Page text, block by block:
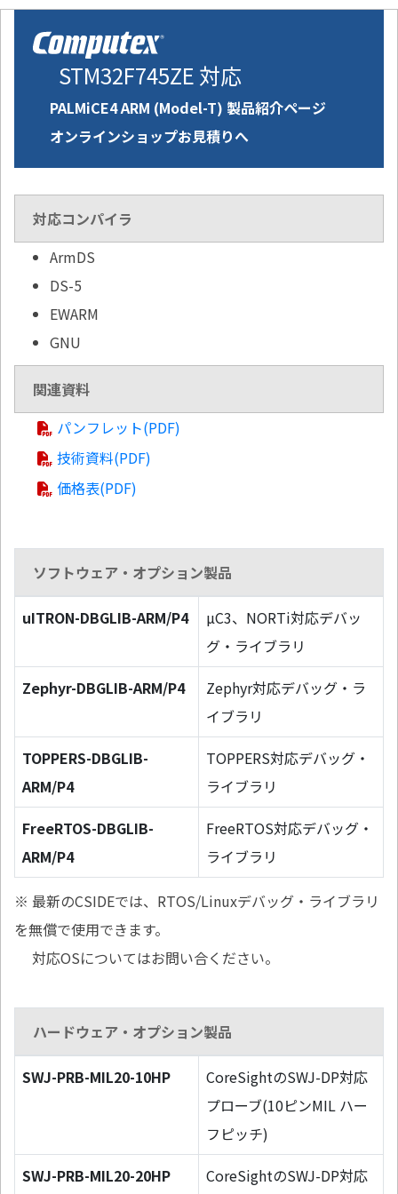
STM32F745ZE 対応
PALMiCE4 ARM (Model-T) 製品紹介ページ
オンラインショップお見積りへ
対応コンパイラ
ArmDS
DS-5
EWARM
GNU
関連資料
パンフレット(PDF)
技術資料(PDF)
価格表(PDF)
ソフトウェア・オプション製品
uITRON-DBGLIB-ARM/P4
µC3、NORTi対応デバッ
グ・ライブラリ
Zephyr-DBGLIB-ARM/P4
Zephyr対応デバッグ・ラ
イブラリ
TOPPERS-DBGLIB-
ARM/P4
TOPPERS対応デバッグ・
ライブラリ
FreeRTOS-DBGLIB-
ARM/P4
FreeRTOS対応デバッグ・
ライブラリ
※ 最新のCSIDEでは、RTOS/Linuxデバッグ・ライブラリ
を無償で使用できます。
対応OSについてはお問い合ください。
ハードウェア・オプション製品
SWJ-PRB-MIL20-10HP
CoreSightのSWJ-DP対応
プローブ(10ピンMIL ハー
フピッチ)
SWJ-PRB-MIL20-20HP
CoreSightのSWJ-DP対応